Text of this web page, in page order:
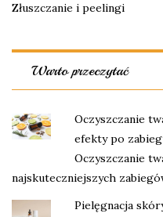
Złuszczanie i peelingi
Warto przeczytać
Oczyszczanie
efekty po
Oczyszczanie
najskuteczniejszych
Pielęgnacja